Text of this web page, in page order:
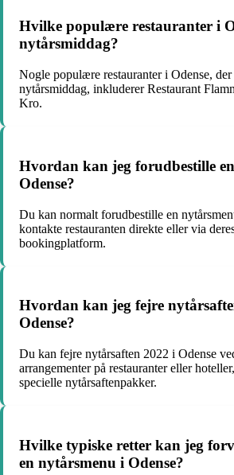
Hvilke populære restauranter i
nytårsmiddag?
Nogle populære restauranter i Odense,
nytårsmiddag, inkluderer Restaurant
Kro.
Hvordan kan jeg forudbestille
Odense?
Du kan normalt forudbestille en
kontakte restauranten direkte eller via
bookingplatform.
Hvordan kan jeg fejre
Odense?
Du kan fejre nytårsaften 2022 i Odense
arrangementer på restauranter eller
specielle nytårsaftenpakker.
Hvilke typiske retter kan jeg
en nytårsmenu i Odense?